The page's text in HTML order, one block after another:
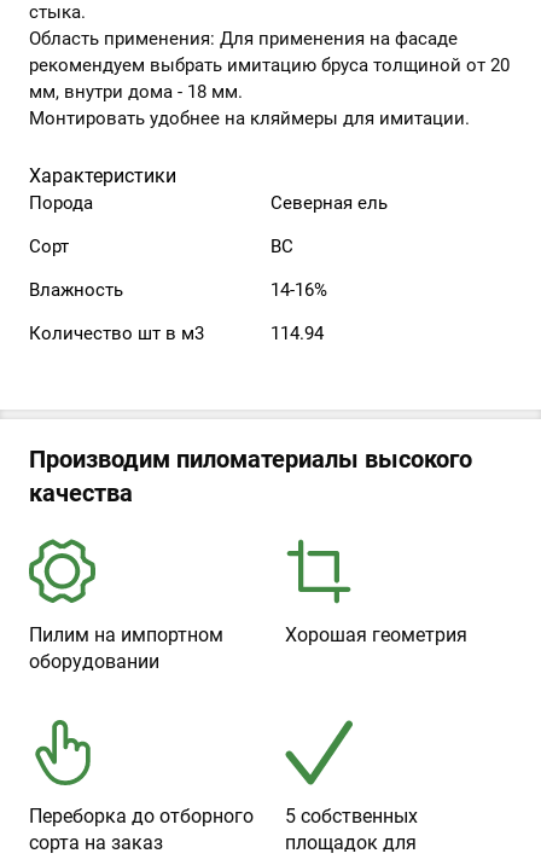
стыка.
Область применения: Для применения на фасаде
рекомендуем выбрать имитацию бруса толщиной от 20
мм, внутри дома - 18 мм.
Монтировать удобнее на кляймеры для имитации.
Характеристики
Порода
Северная ель
Сорт
ВС
Влажность
14-16%
Количество шт в м3
114.94
Производим пиломатериалы высокого
качества
Пилим на импортном
оборудовании
Хорошая геометрия
Переборка до отборного
сорта на заказ
5 собственных
площадок для